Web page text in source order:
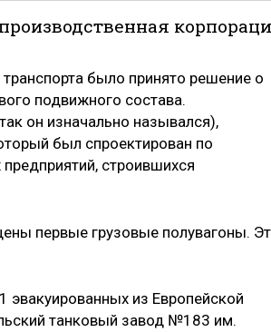
было принято решение о
подвижного состава.
он изначально назывался),
был спроектирован по
строившихся
первые грузовые полувагоны.
эвакуированных из Европейской
танковый завод №183 им.